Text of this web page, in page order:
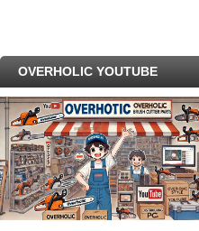
OVERHOLIC YOUTUBE